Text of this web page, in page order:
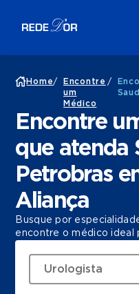
Home/
Encontre
um
Médico
/
Encontre
que atenda
Petrobras
Aliança
Busque por
encontre o médico ideal